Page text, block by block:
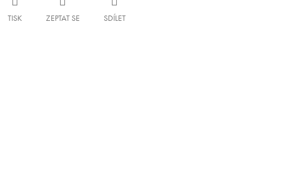
TISK ZEPTAT SE SDÍLET